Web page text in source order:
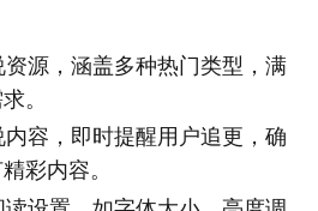
源，涵盖多种热门类型，满
。
容，即时提醒用户追更，确
彩内容。